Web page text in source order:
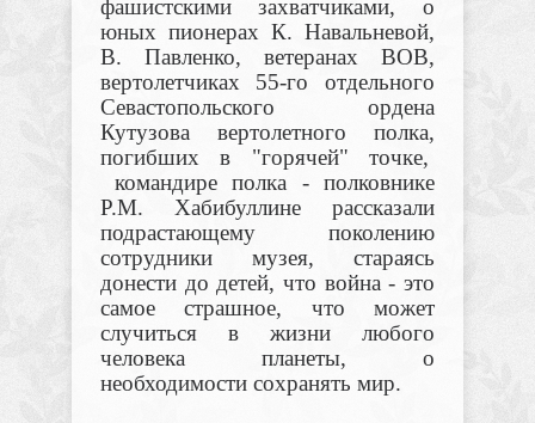
фашистскими захватчиками, о
юных пионерах К. Навальневой,
В. Павленко, ветеранах ВОВ,
вертолетчиках 55-го отдельного
Севастопольского ордена
Кутузова вертолетного полка,
погибших в "горячей" точке,
командире полка - полковнике
Р.М. Хабибуллине рассказали
подрастающему поколению
сотрудники музея, стараясь
донести до детей, что война - это
самое страшное, что может
случиться в жизни любого
человека планеты, о
необходимости сохранять мир.